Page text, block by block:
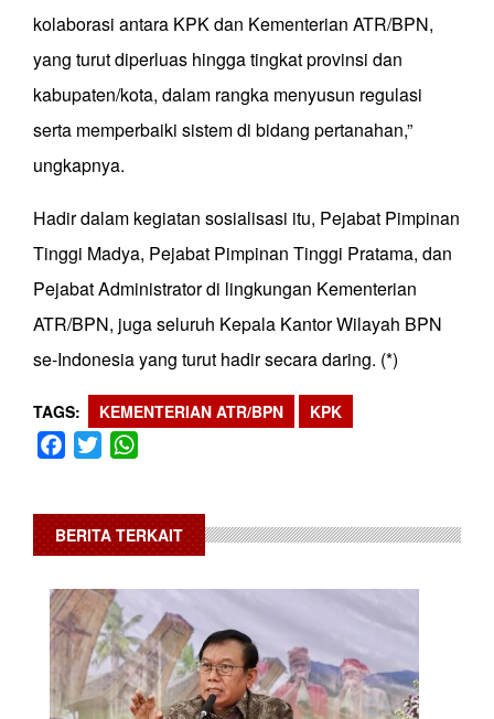
kolaborasi antara KPK dan Kementerian ATR/BPN,
yang turut diperluas hingga tingkat provinsi dan
kabupaten/kota, dalam rangka menyusun regulasi
serta memperbaiki sistem di bidang pertanahan,”
ungkapnya.
Hadir dalam kegiatan sosialisasi itu, Pejabat Pimpinan
Tinggi Madya, Pejabat Pimpinan Tinggi Pratama, dan
Pejabat Administrator di lingkungan Kementerian
ATR/BPN, juga seluruh Kepala Kantor Wilayah BPN
se-Indonesia yang turut hadir secara daring. (*)
TAGS KEMENTERIAN ATR/BPN KPK
Facebook
Twitter
BERITA TERKAIT